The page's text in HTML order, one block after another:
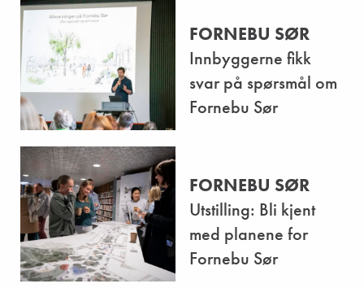
FORNEBU SØR
Innbyggerne fikk
svar på spørsmål om
Fornebu Sør
FORNEBU SØR
Utstilling: Bli kjent
med planene for
Fornebu Sør